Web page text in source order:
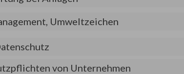
Umweltzeichen
von Unternehmen